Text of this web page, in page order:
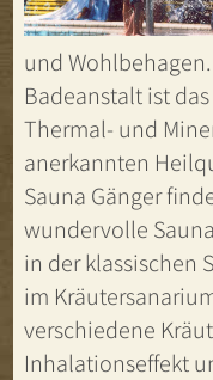
und
Badeanstalt ist
Thermal- und
anerkannten
Sauna Gänger
wundervolle
in der klassischen
im
verschiedene
Inhalationseffekt